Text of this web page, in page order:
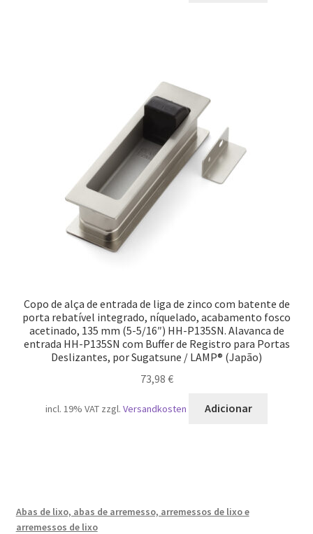
Copo de alça de entrada de liga de zinco com batente de
porta rebatível integrado, níquelado, acabamento fosco
acetinado, 135 mm (5-5/16″) HH-P135SN. Alavanca de
entrada HH-P135SN com Buffer de Registro para Portas
Deslizantes, por Sugatsune / LAMP® (Japão)
73,98 €
incl. 19% VAT zzgl. Versandkosten Adicionar
Abas de lixo, abas de arremesso, arremessos de lixo e
arremessos de lixo